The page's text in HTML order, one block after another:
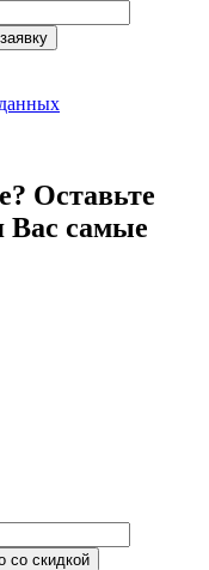
Оставьте
Вас самые
Купить авто со скидкой